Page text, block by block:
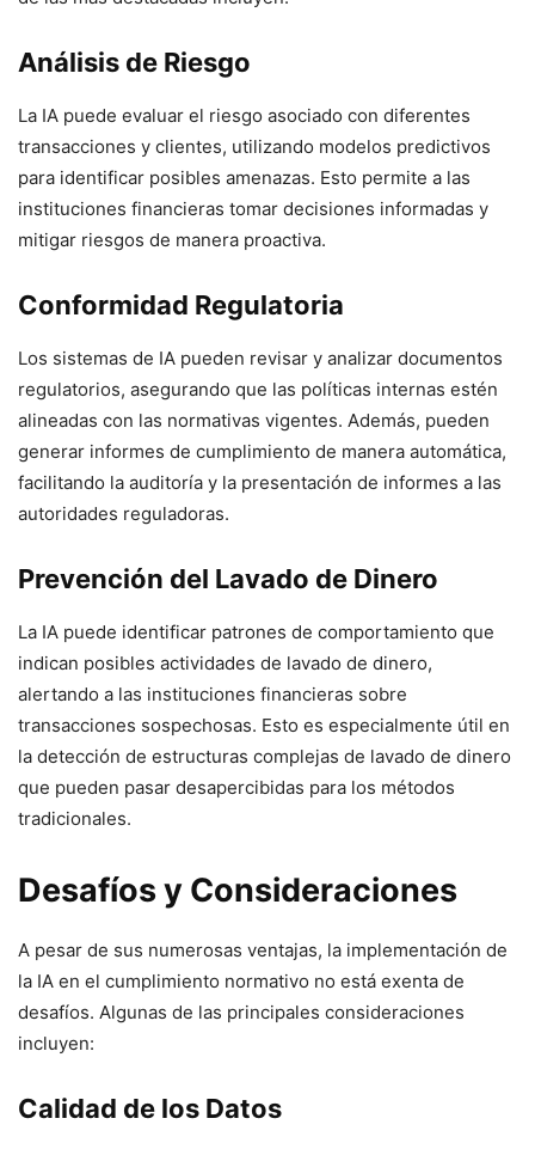
Análisis de Riesgo
La IA puede evaluar el riesgo asociado con diferentes
transacciones y clientes, utilizando modelos predictivos
para identificar posibles amenazas. Esto permite a las
instituciones financieras tomar decisiones informadas y
mitigar riesgos de manera proactiva.
Conformidad Regulatoria
Los sistemas de IA pueden revisar y analizar documentos
regulatorios, asegurando que las políticas internas estén
alineadas con las normativas vigentes. Además, pueden
generar informes de cumplimiento de manera automática,
facilitando la auditoría y la presentación de informes a las
autoridades reguladoras.
Prevención del Lavado de Dinero
La IA puede identificar patrones de comportamiento que
indican posibles actividades de lavado de dinero,
alertando a las instituciones financieras sobre
transacciones sospechosas. Esto es especialmente útil en
la detección de estructuras complejas de lavado de dinero
que pueden pasar desapercibidas para los métodos
tradicionales.
Desafíos y Consideraciones
A pesar de sus numerosas ventajas, la implementación de
la IA en el cumplimiento normativo no está exenta de
desafíos. Algunas de las principales consideraciones
incluyen:
Calidad de los Datos